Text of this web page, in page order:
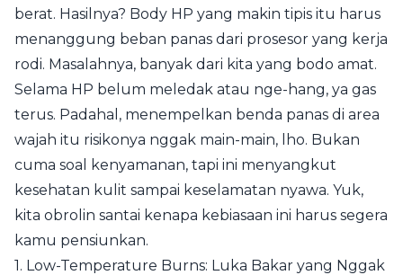
berat. Hasilnya? Body HP yang makin tipis itu harus
menanggung beban panas dari prosesor yang kerja
rodi. Masalahnya, banyak dari kita yang bodo amat.
Selama HP belum meledak atau nge-hang, ya gas
terus. Padahal, menempelkan benda panas di area
wajah itu risikonya nggak main-main, lho. Bukan
cuma soal kenyamanan, tapi ini menyangkut
kesehatan kulit sampai keselamatan nyawa. Yuk,
kita obrolin santai kenapa kebiasaan ini harus segera
kamu pensiunkan.
1. Low-Temperature Burns: Luka Bakar yang Nggak